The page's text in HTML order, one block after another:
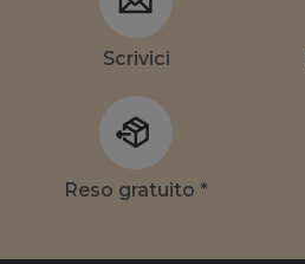
Scrivici
Reso gratuito *